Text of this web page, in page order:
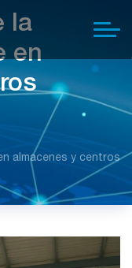
la
en
almacenes y centros